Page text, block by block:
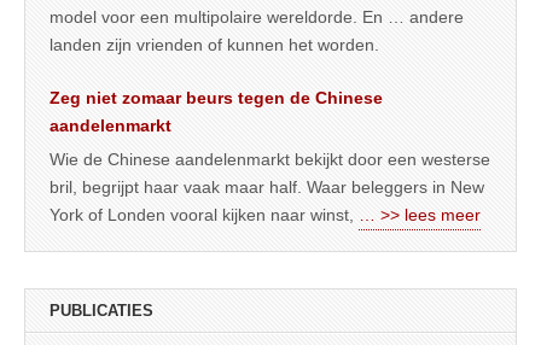
model voor een multipolaire wereldorde. En … andere
landen zijn vrienden of kunnen het worden.
Zeg niet zomaar beurs tegen de Chinese
aandelenmarkt
Wie de Chinese aandelenmarkt bekijkt door een westerse
bril, begrijpt haar vaak maar half. Waar beleggers in New
York of Londen vooral kijken naar winst,
… >> lees meer
PUBLICATIES